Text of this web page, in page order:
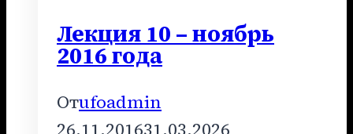
Лекция 10 – ноябрь
2016 года
Отufoadmin